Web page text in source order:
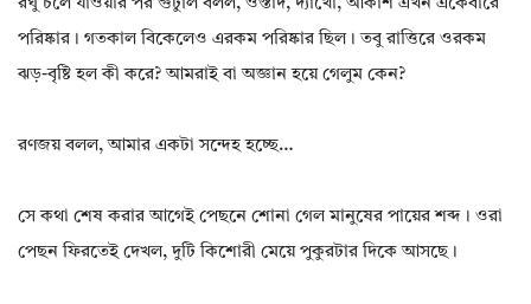
রঘু চলে যাওয়ার পর গুটুলি বলল, ওস্তাদ, দ্যাখো, আকাশ এখন একেবারে
পরিষ্কার। গতকাল বিকেলেও এরকম পরিষ্কার ছিল। তবু রাত্তিরে ওরকম
ঝড়-বৃষ্টি হল কী করে? আমরাই বা অজ্ঞান হয়ে গেলুম কেন?
রণজয় বলল, আমার একটা সন্দেহ হচ্ছে…
সে কথা শেষ করার আগেই পেছনে শোনা গেল মানুষের পায়ের শব্দ। ওরা
পেছন ফিরতেই দেখল, দুটি কিশোরী মেয়ে পুকুরটার দিকে আসছে।